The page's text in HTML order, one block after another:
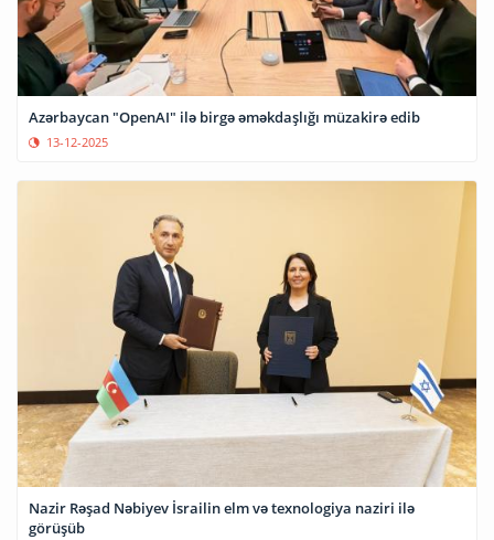
Azərbaycan "OpenAI" ilə birgə əməkdaşlığı müzakirə edib
13-12-2025
Nazir Rəşad Nəbiyev İsrailin elm və texnologiya naziri ilə
görüşüb